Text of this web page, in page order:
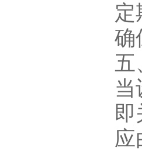
确
五
即
应